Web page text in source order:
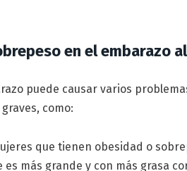
en el embarazo
puede causar varios
como:
que tienen obesidad o
es más grande y con más grasa